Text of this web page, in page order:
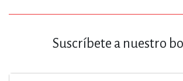
Suscríbete a nuestro